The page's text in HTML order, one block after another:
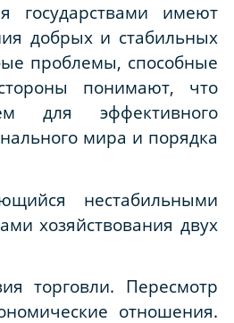
государствами имеют
добрых и стабильных
проблемы, способные
понимают, что
для эффективного
мира и порядка
нестабильными
хозяйствования двух
торговли. Пересмотр
отношения.